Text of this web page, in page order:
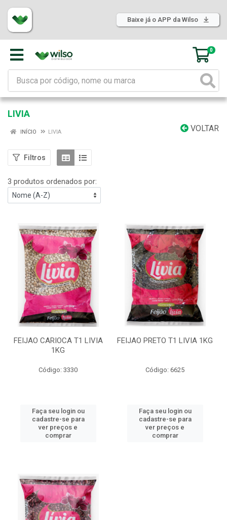
Baixe já o APP da Wilso
0
LIVIA
VOLTAR
INÍCIO LIVIA
Filtros
3 produtos ordenados por:
FEIJAO CARIOCA T1 LIVIA
1KG
Código: 3330
Faça seu login ou
cadastre-se para
ver preços e
comprar
FEIJAO PRETO T1 LIVIA 1KG
Código: 6625
Faça seu login ou
cadastre-se para
ver preços e
comprar